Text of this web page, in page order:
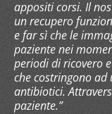
appositi corsi. Il
un recupero
e far sì che le
paziente nei
periodi di ricovero
che costringono
antibiotici.
paziente.”